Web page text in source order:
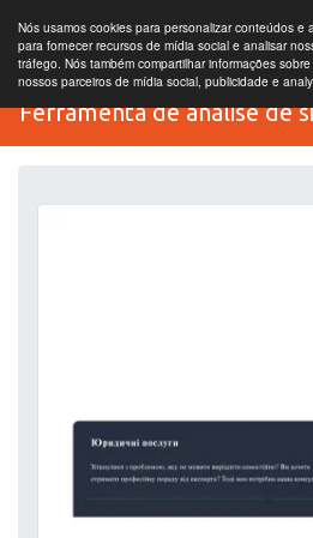
Nós usamos cookies para personalizar conteúdos e
para fornecer recursos de mídia social e analisar
tráfego. Nós também compartilhar informações
nossos parceiros de mídia social, publicidade e
Ferramenta de análise de